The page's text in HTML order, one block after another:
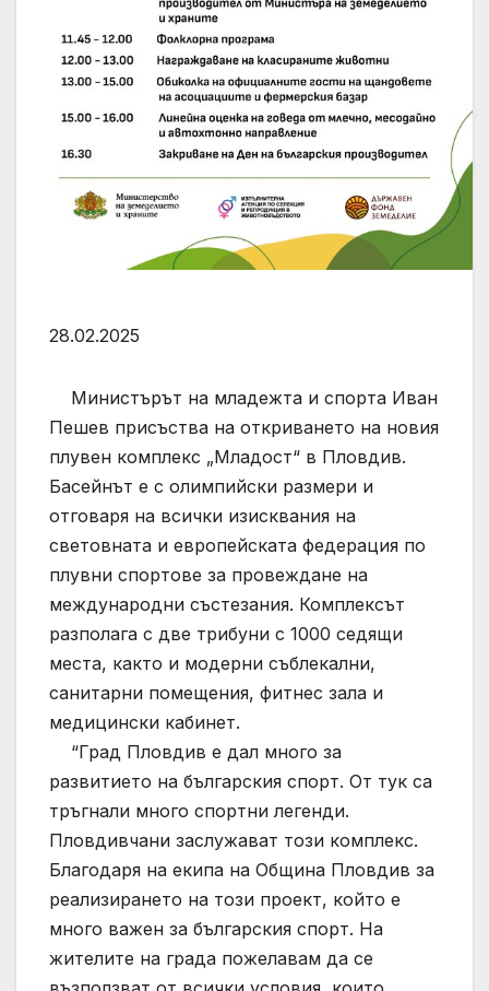
28.02.2025
Министърът на младежта и спорта Иван
Пешев присъства на откриването на новия
плувен комплекс „Младост“ в Пловдив.
Басейнът е с олимпийски размери и
отговаря на всички изисквания на
световната и европейската федерация по
плувни спортове за провеждане на
международни състезания. Комплексът
разполага с две трибуни с 1000 седящи
места, както и модерни съблекални,
санитарни помещения, фитнес зала и
медицински кабинет.
“Град Пловдив е дал много за
развитието на българския спорт. От тук са
тръгнали много спортни легенди.
Пловдивчани заслужават този комплекс.
Благодаря на екипа на Община Пловдив за
реализирането на този проект, който е
много важен за българския спорт. На
жителите на града пожелавам да се